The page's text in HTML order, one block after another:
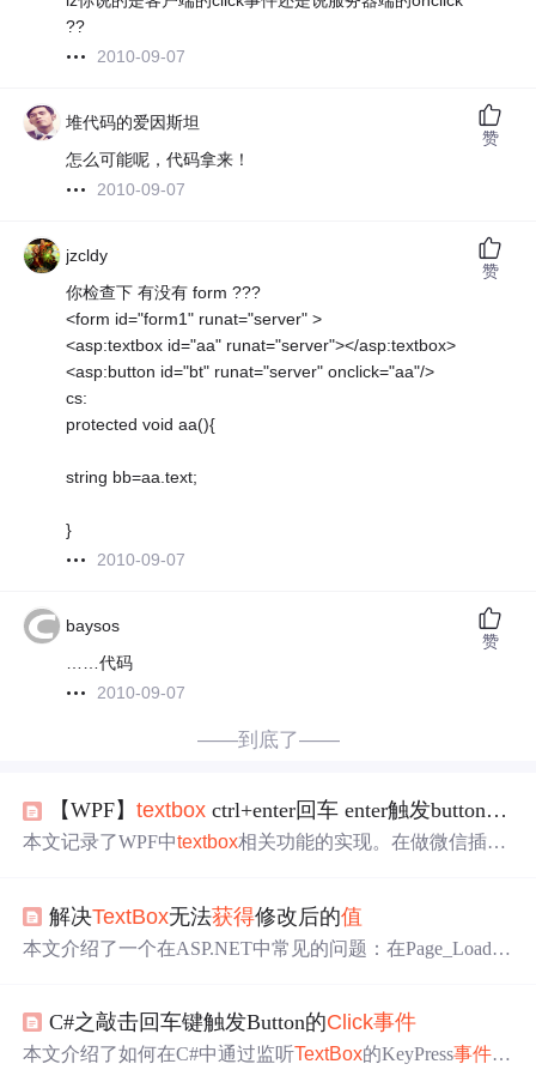
??
2010-09-07
堆代码的爱因斯坦
怎么可能呢，代码拿来！
2010-09-07
赞
jzcldy
你检查下 有没有 form ???
<form id="form1" runat="server" >
<asp:textbox id="aa" runat="server"></asp:textbox>
<asp:button id="bt" runat="server" onclick="aa"/>
cs:
protected void aa(){
string bb=aa.text;
}
2010-09-07
赞
baysos
……代码
2010-09-07
赞
——到底了——
【WPF】textbox ctrl+enter回车 enter触发button的
本文记录了WPF中textbox相关功能的实现。在做微信插件
+enter时提取光标位置插入回车字符并更新光标；按enter则
触发指定button的click事件。
解决TextBox无法获得修改后的值
本文介绍了一个在ASP.NET中常见的问题：在Page_Load中
C#之敲击回车键触发Button的Click事件
本文介绍了如何在C#中通过监听TextBox的KeyPress事件，